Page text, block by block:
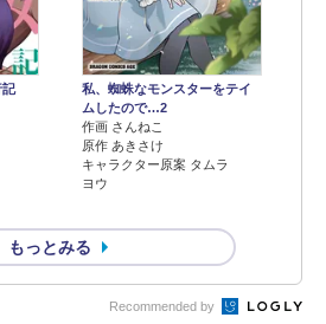
記
私、蜘蛛なモンスターをテイ
ムしたので…2
作画 さんねこ
原作 あきさけ
キャラクター原案 タムラ
ヨウ
もっとみる
Recommended by